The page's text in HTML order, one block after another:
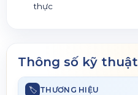
thực
Thông số kỹ thuật
🏷 THƯƠNG HIỆU